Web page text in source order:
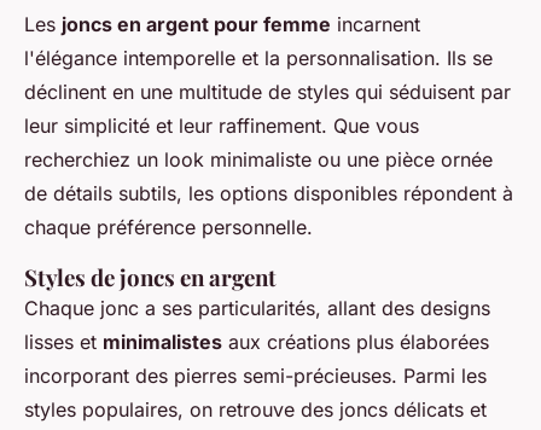
Les joncs en argent pour femme incarnent
l'élégance intemporelle et la personnalisation. Ils se
déclinent en une multitude de styles qui séduisent par
leur simplicité et leur raffinement. Que vous
recherchiez un look minimaliste ou une pièce ornée
de détails subtils, les options disponibles répondent à
chaque préférence personnelle.
Styles de joncs en argent
Chaque jonc a ses particularités, allant des designs
lisses et minimalistes aux créations plus élaborées
incorporant des pierres semi-précieuses. Parmi les
styles populaires, on retrouve des joncs délicats et